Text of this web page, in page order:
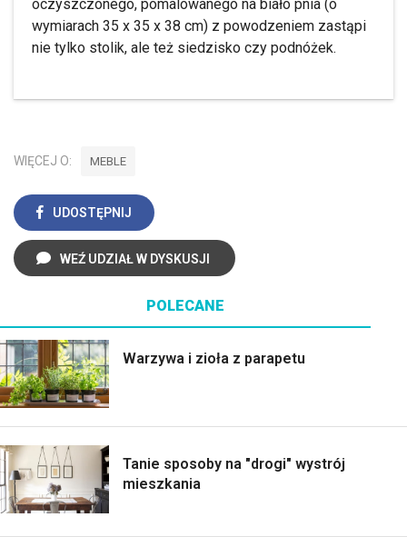
oczyszczonego, pomalowanego na biało pnia (o
wymiarach 35 x 35 x 38 cm) z powodzeniem zastąpi
nie tylko stolik, ale też siedzisko czy podnóżek.
WIĘCEJ O: MEBLE
UDOSTĘPNIJ
WEŹ UDZIAŁ W DYSKUSJI
POLECANE
Warzywa i zioła z parapetu
Tanie sposoby na "drogi" wystrój
mieszkania